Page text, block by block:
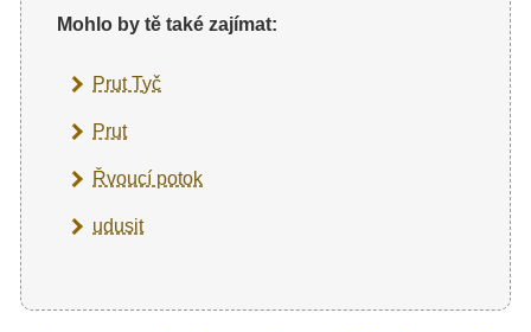
Mohlo by tě také zajímat:
Prut Tyč
Prut
Řvoucí potok
udusit